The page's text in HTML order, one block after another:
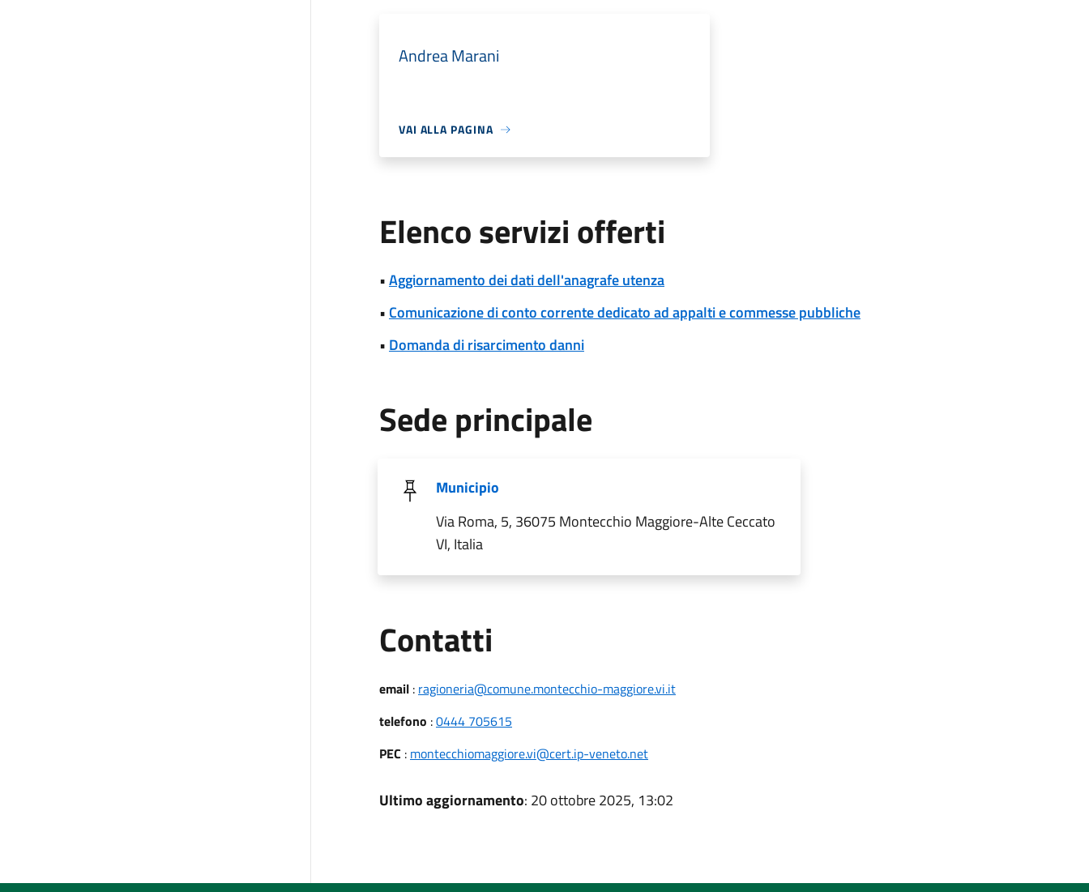
Andrea Marani
VAI ALLA PAGINA
Elenco servizi offerti
•Aggiornamento dei dati dell'anagrafe utenza
• Comunicazione di conto corrente dedicato ad appalti e commesse pubbliche
• Domanda di risarcimento danni
Sede principale
Municipio
Via Roma, 5, 36075 Montecchio Maggiore-Alte Ceccato
VI, Italia
Contatti
email: ragioneria@comune.montecchio-maggiore.vi.it
telefono :0444 705615
PEC : montecchiomaggiore.vi@cert.ip-veneto.net
Ultimo aggiornamento: 20 ottobre 2025, 13:02